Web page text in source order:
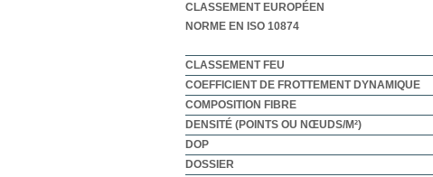
CLASSEMENT EUROPÉEN
NORME EN ISO 10874
CLASSEMENT FEU
COEFFICIENT DE FROTTEMENT DYNAMIQUE
COMPOSITION FIBRE
DENSITÉ (POINTS OU NŒUDS/M²)
DOP
DOSSIER